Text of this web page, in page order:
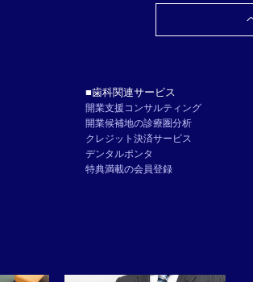
歯科関連サービス
開業支援コンサルティング
開業候補地の診療圏分析
クレジット決済サービス
デンタルポンタ
特典満載の会員登録